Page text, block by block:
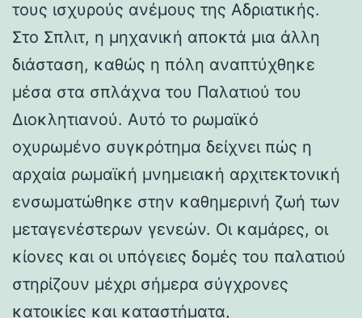
τους ισχυρούς ανέμους της Αδριατικής.
Στο Σπλιτ, η μηχανική αποκτά μια άλλη
διάσταση, καθώς η πόλη αναπτύχθηκε
μέσα στα σπλάχνα του Παλατιού του
Διοκλητιανού. Αυτό το ρωμαϊκό
οχυρωμένο συγκρότημα δείχνει πώς η
αρχαία ρωμαϊκή μνημειακή αρχιτεκτονική
ενσωματώθηκε στην καθημερινή ζωή των
μεταγενέστερων γενεών. Οι καμάρες, οι
κίονες και οι υπόγειες δομές του παλατιού
στηρίζουν μέχρι σήμερα σύγχρονες
κατοικίες και καταστήματα,